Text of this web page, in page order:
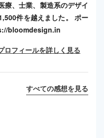
療、士業、製造系のデザイ
件を越えました。 ポー
bloomdesign.in
ロフィールを詳しく見る
すべての感想を見る